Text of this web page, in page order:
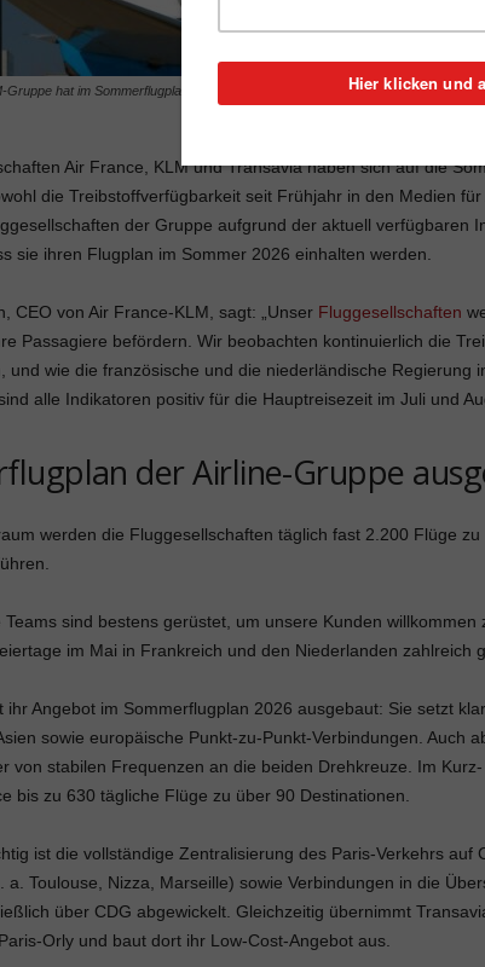
Gruppe hat im Sommerflugplan für ihre Fluggesellschaften genügend Treibstoff
Air France, KLM und Transavia haben sich auf die
die Treibstoffverfügbarkeit seit Frühjahr in den Medien für
der Gruppe aufgrund der aktuell verfügbaren
sie ihren Flugplan im Sommer 2026 einhalten werden.
CEO von Air France-KLM, sagt: „Unser Fluggesellschaften
Passagiere befördern. Wir beobachten kontinuierlich die
und wie die französische und die niederländische Regierung
alle Indikatoren positiv für die Hauptreisezeit im Juli und
der Airline-Gruppe
werden die Fluggesellschaften täglich fast 2.200 Flüge
Teams sind bestens gerüstet, um unsere Kunden
im Mai in Frankreich und den Niederlanden zahlreich
ihr Angebot im Sommerflugplan 2026 ausgebaut: Sie setzt
sowie europäische Punkt-zu-Punkt-Verbindungen. Auch
von stabilen Frequenzen an die beiden Drehkreuze. Im
bis zu 630 tägliche Flüge zu über 90 Destinationen.
ist die vollständige Zentralisierung des Paris-Verkehrs auf
a. Toulouse, Nizza, Marseille) sowie Verbindungen in die
über CDG abgewickelt. Gleichzeitig übernimmt
Orly und baut dort ihr Low-Cost-Angebot aus.